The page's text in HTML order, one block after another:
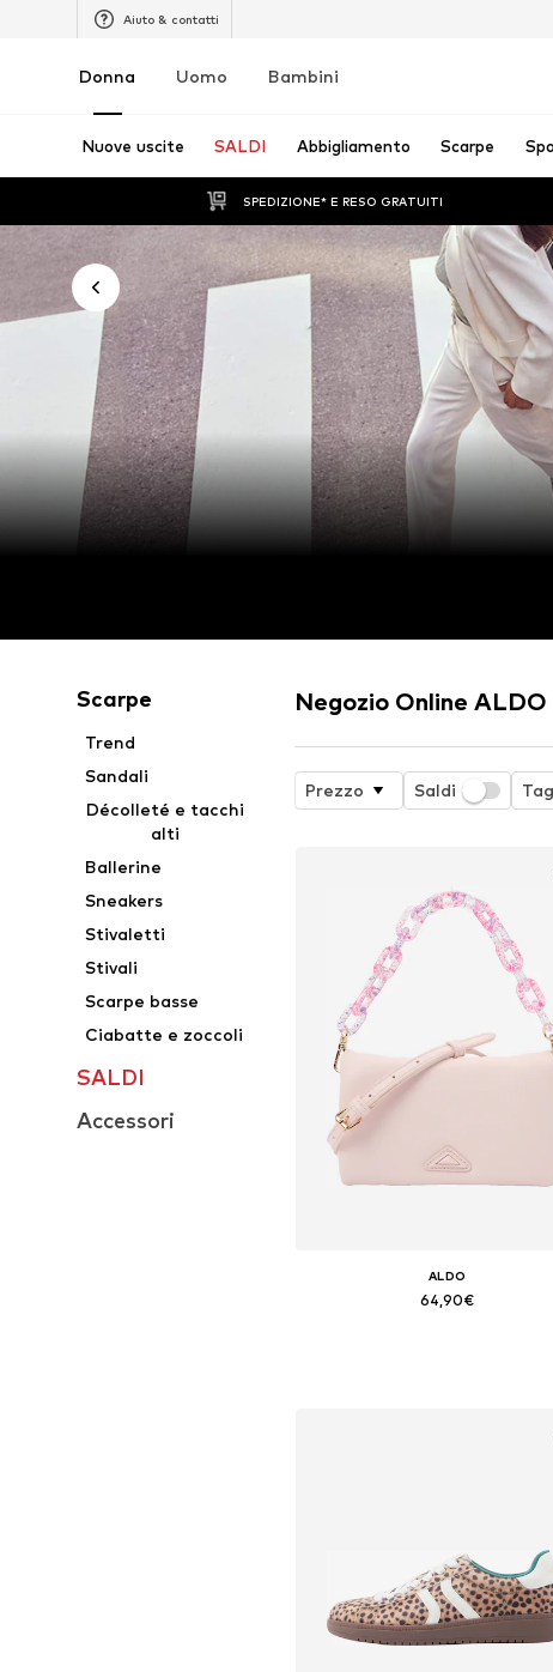
Aiuto & contatti
Donna Uomo Bambini
Nuove uscite SALDI Abbigliamento Scarpe
SPEDIZIONE* E RESO GRATUITI
Scarpe
Trend
Sandali
Décolleté e tacchi
alti
Ballerine
Sneakers
Stivaletti
Stivali
Scarpe basse
Ciabatte e zoccoli
SALDI
Accessori
Negozio Online ALDO
Prezzo Saldi
ALDO
64,90€